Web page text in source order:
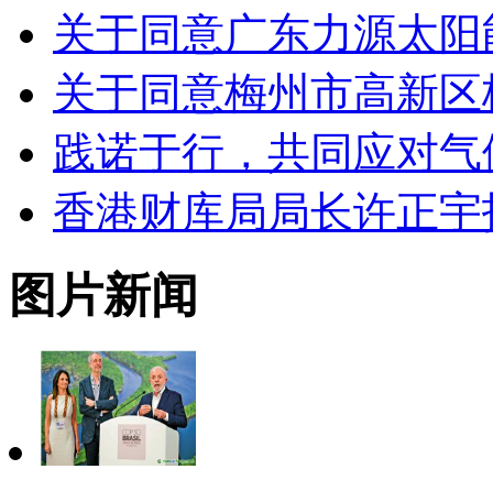
关于同意广东力源太
关于同意梅州市高新
践诺于行，共同应对
香港财库局局长许正
图片新闻